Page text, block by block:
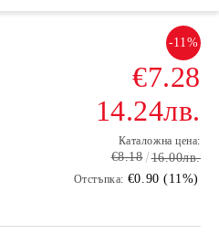
-11%
€7.28
14.24лв.
Каталожна цена:
€8.18 16.00лв.
Отстъпка: €0.90 (11%)